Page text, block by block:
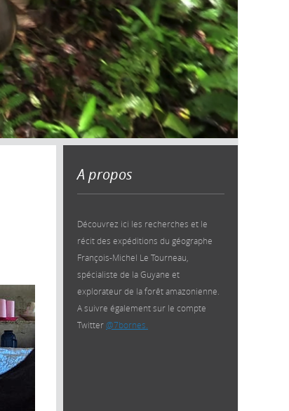
A propos
Découvrez ici les recherches et le
récit des expéditions du géographe
François-Michel Le Tourneau,
spécialiste de la Guyane et
explorateur de la forêt amazonienne.
A suivre également sur le compte
Twitter@7bornes.